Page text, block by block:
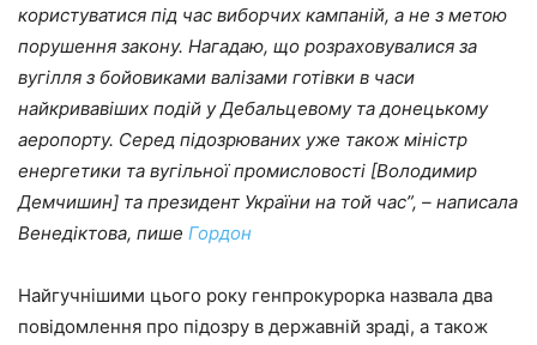
користуватися під час виборчих кампаній, а не з метою
порушення закону. Нагадаю, що розраховувалися за
вугілля з бойовиками валізами готівки в часи
найкривавіших подій у Дебальцевому та донецькому
аеропорту. Серед підозрюваних уже також міністр
енергетики та вугільної промисловості [Володимир
Демчишин] та президент України на той час”, – написала
Венедіктова, пише Гордон
Найгучнішими цього року генпрокурорка назвала два
повідомлення про підозру в державній зраді, а також